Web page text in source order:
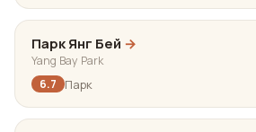
Парк Янг Бей →
Yang Bay Park
6.7
Парк